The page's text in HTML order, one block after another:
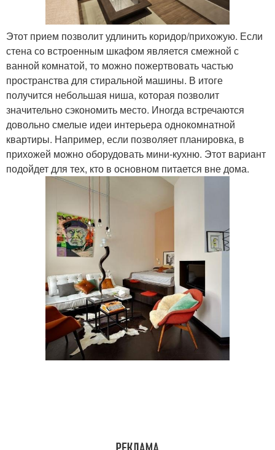
Этот прием позволит удлинить коридор/прихожую. Если
стена со встроенным шкафом является смежной с
ванной комнатой, то можно пожертвовать частью
пространства для стиральной машины. В итоге
получится небольшая ниша, которая позволит
значительно сэкономить место. Иногда встречаются
довольно смелые идеи интерьера однокомнатной
квартиры. Например, если позволяет планировка, в
прихожей можно оборудовать мини-кухню. Этот вариант
подойдет для тех, кто в основном питается вне дома.